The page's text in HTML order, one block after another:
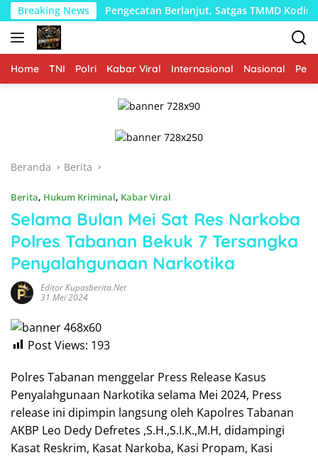
Langsung
ke
konten
Breaking News
Pengecatan Berlanjut, Satgas TMMD Kodim 1002/HST
Home TNI Polri Kabar Viral Internasional Nasional
Beranda Berita
Berita, Hukum Kriminal, Kabar Viral
Selama Bulan Mei Sat Res Narkoba
Polres Tabanan Bekuk 7 Tersangka
Penyalahgunaan Narkotika
Editor Kupasberita.net
31 Mei 2024
Post Views: 193
Polres Tabanan menggelar Press Release Kasus
Penyalahgunaan Narkotika selama Mei 2024, Press
release ini dipimpin langsung oleh Kapolres Tabanan
AKBP Leo Dedy Defretes ,S.H.,S.I.K.,M.H, didampingi
Kasat Reskrim, Kasat Narkoba, Kasi Propam, Kasi